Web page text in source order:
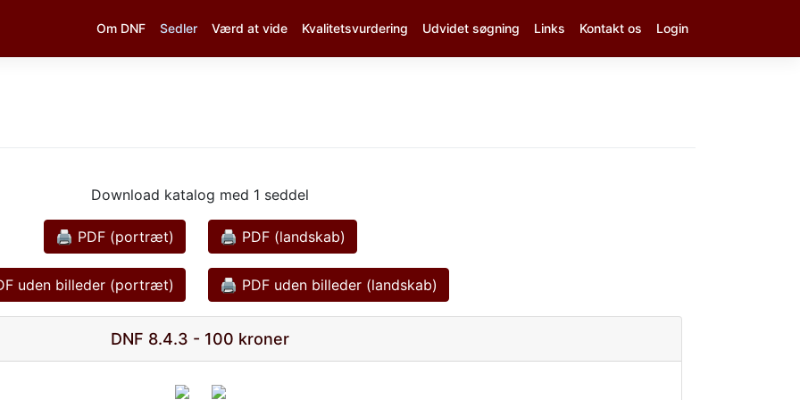
Om DNF Sedler Værd at vide Kvalitetsvurdering Udvidet søgning Links Kontakt os Login
Download katalog med 1 seddel
🖨 PDF (portræt) 🖨 PDF (landskab)
uden billeder (portræt) 🖨 PDF uden billeder (landskab)
DNF 8.4.3 - 100 kroner